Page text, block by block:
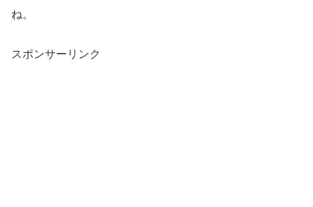
ね。
スポンサーリンク